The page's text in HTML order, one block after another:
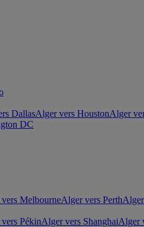
DallasAlger vers HoustonAlger
DC
MelbourneAlger vers Perth
PékinAlger vers ShanghaiAlger